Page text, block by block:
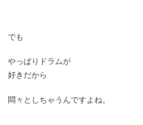
でも
やっぱりドラムが
好きだから
悶々としちゃうんですよね。